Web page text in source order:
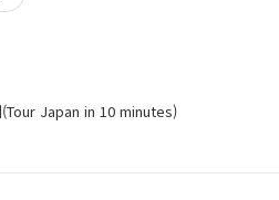
(Tour Japan in 10 minutes)